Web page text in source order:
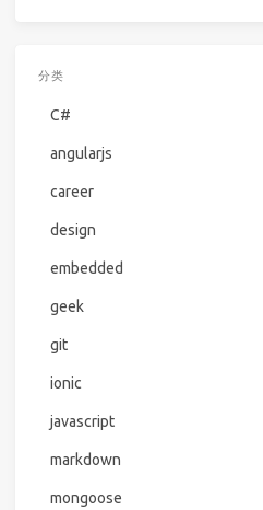
分类
C#
angularjs
career
design
embedded
geek
git
ionic
javascript
markdown
mongoose